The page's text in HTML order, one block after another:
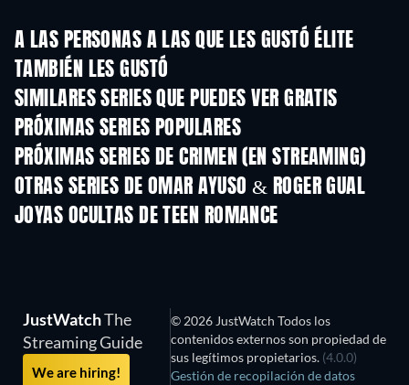
A LAS PERSONAS A LAS QUE LES GUSTÓ ÉLITE
TAMBIÉN LES GUSTÓ
TV
SIMILARES SERIES QUE PUEDES VER GRATIS
TV TV
PRÓXIMAS SERIES POPULARES
TV
PRÓXIMAS SERIES DE CRIMEN (EN STREAMING)
Temporada 6 Temporada 2
OTRAS SERIES DE OMAR AYUSO & ROGER GUAL
TV
JOYAS OCULTAS DE TEEN ROMANCE
TV TV
JustWatchThe
Streaming Guide
We are hiring!
© 2026 JustWatch Todos los
contenidos externos son propiedad de
sus legítimos propietarios. (4.0.0)
Gestión de recopilación de datos